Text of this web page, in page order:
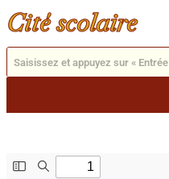
Cité scolaire